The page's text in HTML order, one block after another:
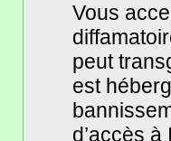
Vous
peut
est
d’accès